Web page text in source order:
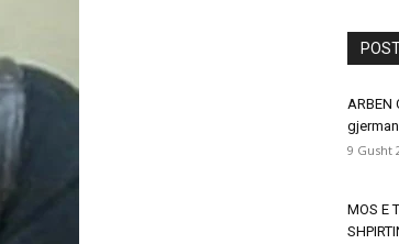
ARBEN
9 Gusht
MOS E